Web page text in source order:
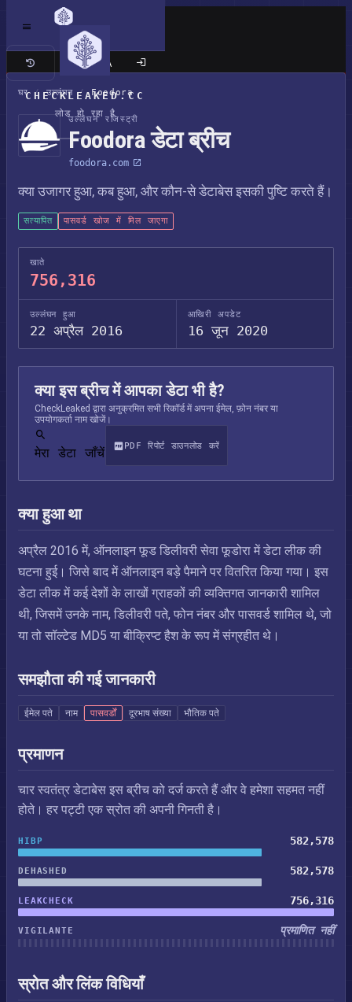
CHECKLEAKED.CC
लोड हो रहा है
क्लासिक साइट
घर / उल्लंघन / Foodora
उल्लंघन रजिस्ट्री
Foodora डेटा ब्रीच
foodora.com
क्या उजागर हुआ, कब हुआ, और कौन-से डेटाबेस इसकी पुष्टि करते हैं।
सत्यापित पासवर्ड खोज में मिल जाएगा
खाते
756,316
उल्लंघन हुआ
22 अप्रैल 2016
आखिरी अपडेट
16 जून 2020
क्या इस ब्रीच में आपका डेटा भी है?
CheckLeaked द्वारा अनुक्रमित सभी रिकॉर्ड में अपना ईमेल, फ़ोन नंबर या
उपयोगकर्ता नाम खोजें।
मेरा डेटा जाँचें PDF रिपोर्ट डाउनलोड करें
क्या हुआ था
अप्रैल 2016 में, ऑनलाइन फूड डिलीवरी सेवा फूडोरा में डेटा लीक की
घटना हुई। जिसे बाद में ऑनलाइन बड़े पैमाने पर वितरित किया गया। इस
डेटा लीक में कई देशों के लाखों ग्राहकों की व्यक्तिगत जानकारी शामिल
थी, जिसमें उनके नाम, डिलीवरी पते, फोन नंबर और पासवर्ड शामिल थे, जो
या तो सॉल्टेड MD5 या बीक्रिप्ट हैश के रूप में संग्रहीत थे।
समझौता की गई जानकारी
ईमेल पते नाम पासवर्डों दूरभाष संख्या भौतिक पते
प्रमाणन
चार स्वतंत्र डेटाबेस इस ब्रीच को दर्ज करते हैं और वे हमेशा सहमत नहीं
होते। हर पट्टी एक स्रोत की अपनी गिनती है।
HIBP 582,578
DEHASHED 582,578
LEAKCHECK 756,316
VIGILANTE प्रमाणित नहीं
स्रोत और लिंक विधियाँ